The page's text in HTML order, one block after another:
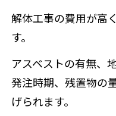
解体工事の費用が高
す。
アスベストの有無、
発注時期、残置物の
げられます。